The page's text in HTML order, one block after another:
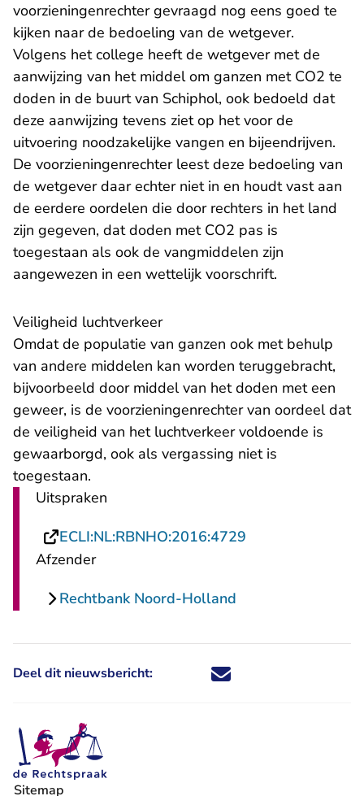
voorzieningenrechter gevraagd nog eens goed te
kijken naar de bedoeling van de wetgever.
Volgens het college heeft de wetgever met de
aanwijzing van het middel om ganzen met CO2 te
doden in de buurt van Schiphol, ook bedoeld dat
deze aanwijzing tevens ziet op het voor de
uitvoering noodzakelijke vangen en bijeendrijven.
De voorzieningenrechter leest deze bedoeling van
de wetgever daar echter niet in en houdt vast aan
de eerdere oordelen die door rechters in het land
zijn gegeven, dat doden met CO2 pas is
toegestaan als ook de vangmiddelen zijn
aangewezen in een wettelijk voorschrift.
Veiligheid luchtverkeer
Omdat de populatie van ganzen ook met behulp
van andere middelen kan worden teruggebracht,
bijvoorbeeld door middel van het doden met een
geweer, is de voorzieningenrechter van oordeel dat
de veiligheid van het luchtverkeer voldoende is
gewaarborgd, ook als vergassing niet is
toegestaan.
Uitspraken
ECLI:NL:RBNHO:2016:4729
Afzender
Rechtbank Noord-Holland
Deel dit nieuwsbericht: Deel dit nieuwsbericht via X -
Deel dit nieuwsbericht via
Deel dit nieuwsbericht
Deel dit
Sitemap